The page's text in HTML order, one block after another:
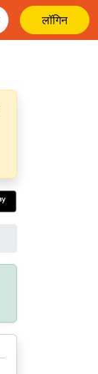
लॉगिन